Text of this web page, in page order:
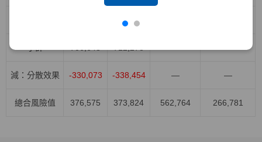
47,568
減：分散效果 -330,073 -338,454 — —
總合風險值 376,575 373,824 562,764 266,781